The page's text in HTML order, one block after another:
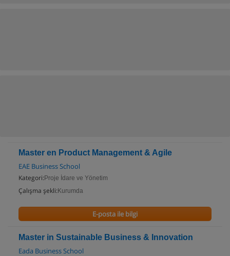
Master en Product Management & Agile
EAE Business School
Kategori: Proje İdare ve Yönetim
Çalışma şekli: Kurumda
E-posta ile bilgi
Master in Sustainable Business & Innovation
Eada Business School